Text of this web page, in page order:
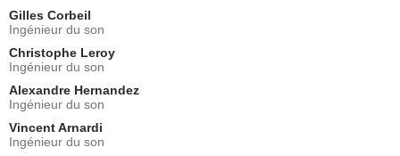
Gilles Corbeil
Ingénieur du son
Christophe Leroy
Ingénieur du son
Alexandre Hernandez
Ingénieur du son
Vincent Arnardi
Ingénieur du son